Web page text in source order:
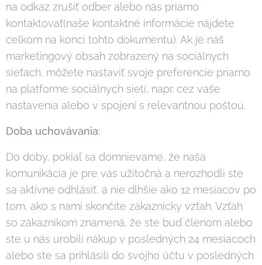
na odkaz zrušiť odber alebo nás priamo
kontaktovať(naše kontaktné informácie nájdete
celkom na konci tohto dokumentu). Ak je náš
marketingový obsah zobrazený na sociálnych
sieťach, môžete nastaviť svoje preferencie priamo
na platforme sociálnych sietí, napr. cez vaše
nastavenia alebo v spojení s relevantnou poštou.
Doba uchovávania:
Do doby, pokiaľ sa domnievame, že naša
komunikácia je pre vás užitočná a nerozhodli ste
sa aktívne odhlásiť, a nie dlhšie ako 12 mesiacov po
tom, ako s nami skončíte zákaznícky vzťah. Vzťah
so zákazníkom znamená, že ste buď členom alebo
ste u nás urobili nákup v posledných 24 mesiacoch
alebo ste sa prihlásili do svojho účtu v posledných